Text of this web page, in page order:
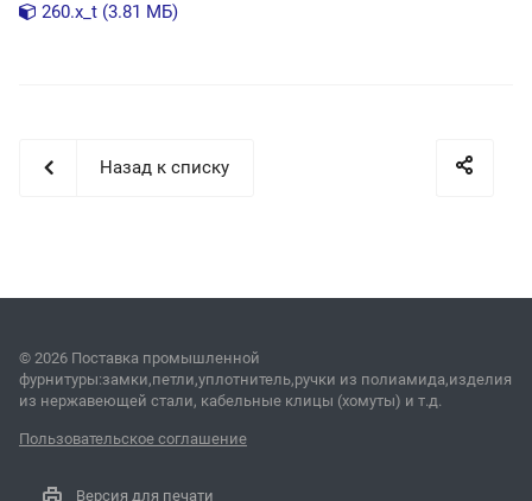
260.x_t (3.81 МБ)
Назад к списку
© 2026 Поставка промышленной
фурнитуры:замки,петли,уплотнитель,ручки из полиамида,изделия
из нержавеющей стали, кабельные клицы (хомуты) и т.д.
Пользовательское соглашение
Версия для печати